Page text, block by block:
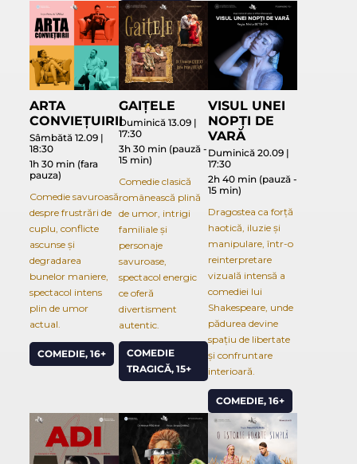
ARTA
CONVIEȚUIRII
Sâmbătă 12.09 |
18:30
1h 30 min (fara
pauza)
Comedie savuroasă
despre frustrări de
cuplu, conflicte
ascunse și
degradarea
bunelor maniere,
spectacol intens
plin de umor
actual.
COMEDIE, 16+
GAIȚELE
Duminică 13.09 |
17:30
3h 30 min (pauză -
15 min)
Comedie clasică
românească plină
de umor, intrigi
familiale și
personaje
savuroase,
spectacol energic
ce oferă
divertisment
autentic.
COMEDIE
TRAGICĂ, 15+
VISUL UNEI
NOPȚI DE
VARĂ
Duminică 20.09 |
17:30
2h 40 min (pauză -
15 min)
Dragostea ca forță
haotică, iluzie și
manipulare, într-o
reinterpretare
vizuală intensă a
comediei lui
Shakespeare, unde
pădurea devine
spațiu de libertate
și confruntare
interioară.
COMEDIE, 16+